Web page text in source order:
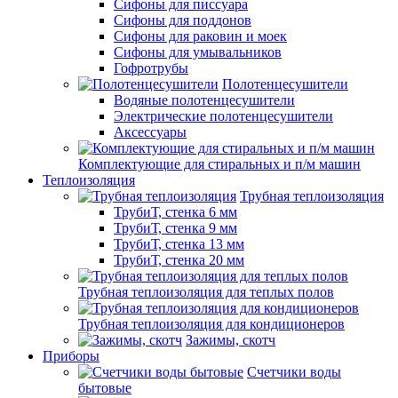
Сифоны для писсуара
Сифоны для поддонов
Сифоны для раковин и моек
Сифоны для умывальников
Гофротрубы
Полотенцесушители
Водяные полотенцесушители
Электрические полотенцесушители
Аксессуары
Комплектующие для стиральных и п/м машин
Теплоизоляция
Трубная теплоизоляция
ТрубиТ, стенка 6 мм
ТрубиТ, стенка 9 мм
ТрубиТ, стенка 13 мм
ТрубиТ, стенка 20 мм
Трубная теплоизоляция для теплых полов
Трубная теплоизоляция для кондиционеров
Зажимы, скотч
Приборы
Счетчики воды
бытовые